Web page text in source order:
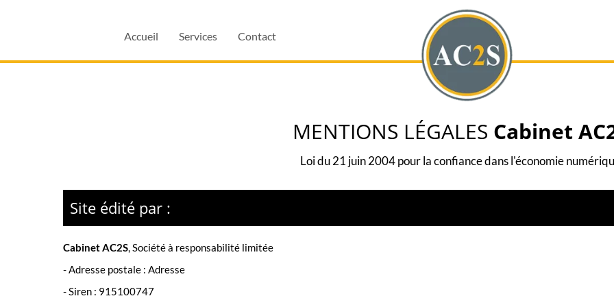
Accueil Services Contact
MENTIONS LÉGALES Cabinet
Loi du 21 juin 2004 pour la confiance dans l'économie
Site édité par :
Cabinet AC2S,Société à responsabilité limitée
- Adresse postale : Adresse
- Siren : 915100747